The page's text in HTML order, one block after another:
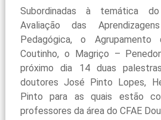
Subordinadas à temática
Avaliação das
Pedagógica, o
Coutinho, o Magriço –
próximo dia 14 duas
doutores José Pinto Lopes,
Pinto para as quais estão
professores da área do CFAE